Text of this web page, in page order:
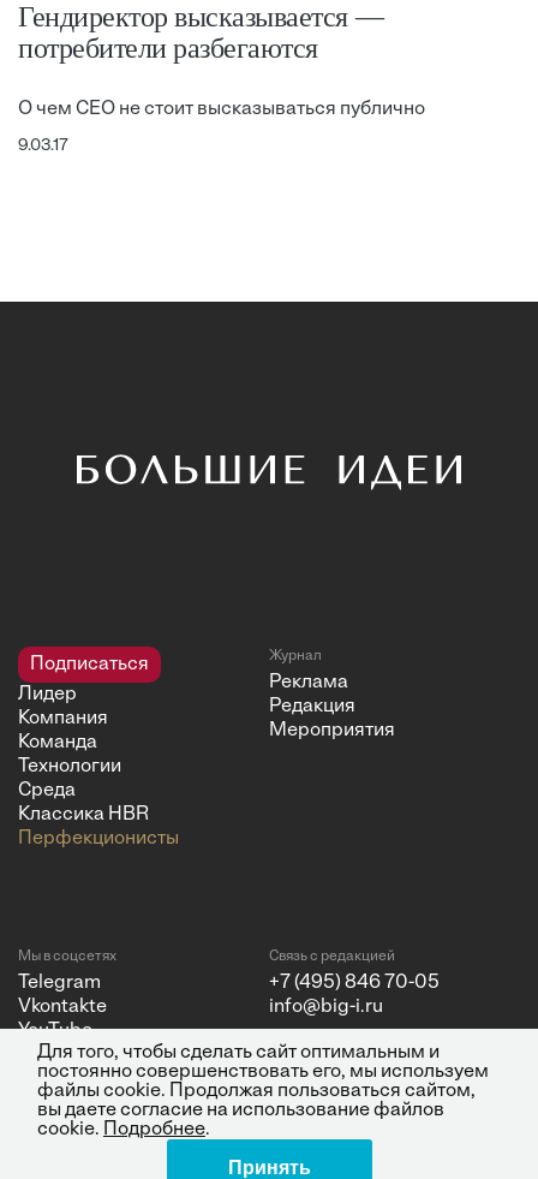
Гендиректор высказывается —
потребители разбегаются
О чем CEO не стоит высказываться публично
9.03.17
Подписаться
Лидер
Компания
Команда
Технологии
Среда
Классика HBR
Перфекционисты
Журнал
Реклама
Редакция
Мероприятия
Мы в соцсетях
Telegram
Vkontakte
YouTube
Связь с редакцией
+7 (495) 846 70-05
info@big-i.ru
Медиа"
Для того, чтобы сделать сайт оптимальным и
постоянно совершенствовать его, мы используем
файлы cookie. Продолжая пользоваться сайтом,
вы даете согласие на использование файлов
cookie.
Подробнее.
Принять